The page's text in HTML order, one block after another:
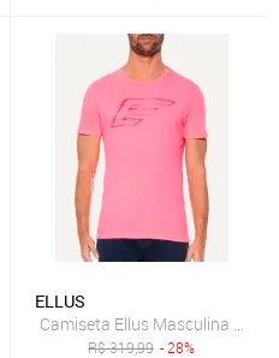
Washed Origin. Classic Rosa Claro
ELLUS
Camiseta Ellus Masculina
R$319,99 - 28%